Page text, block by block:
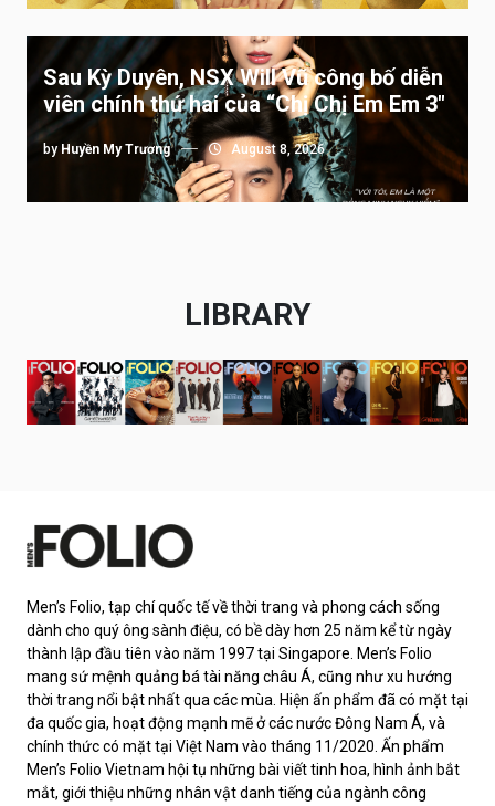
Sau Kỳ Duyên, NSX Will Vũ công bố diễn
viên chính thứ hai của “Chị Chị Em Em 3″
by Huyền My Trương August 8, 2026
LIBRARY
Men’s Folio, tạp chí quốc tế về thời trang và phong cách sống
dành cho quý ông sành điệu, có bề dày hơn 25 năm kể từ ngày
thành lập đầu tiên vào năm 1997 tại Singapore. Men’s Folio
mang sứ mệnh quảng bá tài năng châu Á, cũng như xu hướng
thời trang nổi bật nhất qua các mùa. Hiện ấn phẩm đã có mặt tại
đa quốc gia, hoạt động mạnh mẽ ở các nước Đông Nam Á, và
chính thức có mặt tại Việt Nam vào tháng 11/2020. Ấn phẩm
Men’s Folio Vietnam hội tụ những bài viết tinh hoa, hình ảnh bắt
mắt, giới thiệu những nhân vật danh tiếng của ngành công